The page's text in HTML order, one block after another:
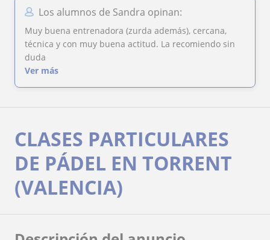
Los alumnos de Sandra opinan:
Muy buena entrenadora (zurda además), cercana,
técnica y con muy buena actitud. La recomiendo sin
duda
Ver más
CLASES PARTICULARES
DE PÁDEL EN TORRENT
(VALENCIA)